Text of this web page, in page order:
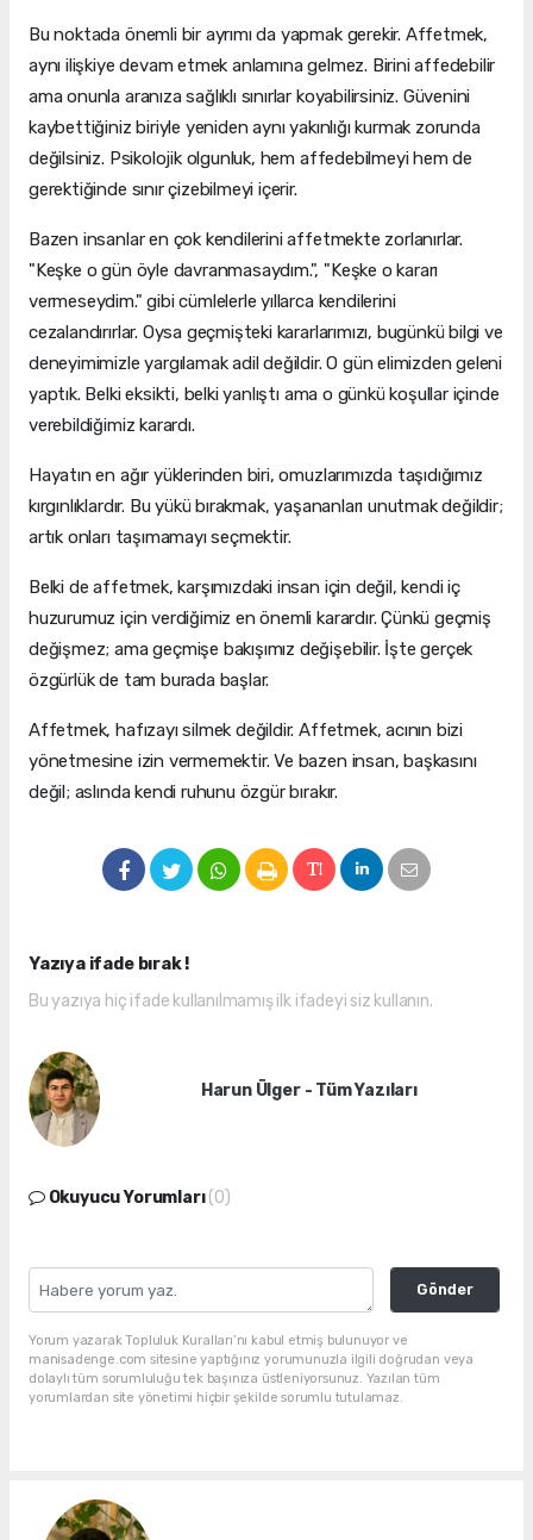
Bu noktada önemli bir ayrımı da yapmak gerekir. Affetmek,
aynı ilişkiye devam etmek anlamına gelmez. Birini affedebilir
ama onunla aranıza sağlıklı sınırlar koyabilirsiniz. Güvenini
kaybettiğiniz biriyle yeniden aynı yakınlığı kurmak zorunda
değilsiniz. Psikolojik olgunluk, hem affedebilmeyi hem de
gerektiğinde sınır çizebilmeyi içerir.
Bazen insanlar en çok kendilerini affetmekte zorlanırlar.
"Keşke o gün öyle davranmasaydım.", "Keşke o kararı
vermeseydim." gibi cümlelerle yıllarca kendilerini
cezalandırırlar. Oysa geçmişteki kararlarımızı, bugünkü bilgi ve
deneyimimizle yargılamak adil değildir. O gün elimizden geleni
yaptık. Belki eksikti, belki yanlıştı ama o günkü koşullar içinde
verebildiğimiz karardı.
Hayatın en ağır yüklerinden biri, omuzlarımızda taşıdığımız
kırgınlıklardır. Bu yükü bırakmak, yaşananları unutmak değildir;
artık onları taşımamayı seçmektir.
Belki de affetmek, karşımızdaki insan için değil, kendi iç
huzurumuz için verdiğimiz en önemli karardır. Çünkü geçmiş
değişmez; ama geçmişe bakışımız değişebilir. İşte gerçek
özgürlük de tam burada başlar.
Affetmek, hafızayı silmek değildir. Affetmek, acının bizi
yönetmesine izin vermemektir. Ve bazen insan, başkasını
değil; aslında kendi ruhunu özgür bırakır.
Yazıya ifade bırak !
Bu yazıya hiç ifade kullanılmamış ilk ifadeyi siz kullanın.
Harun Ülger - Tüm Yazıları
Okuyucu Yorumları(0)
Gönder
Yorum yazarak Topluluk Kuralları’nı kabul etmiş bulunuyor ve
manisadenge.com sitesine yaptığınız yorumunuzla ilgili doğrudan veya
dolaylı tüm sorumluluğu tek başınıza üstleniyorsunuz. Yazılan tüm
yorumlardan site yönetimi hiçbir şekilde sorumlu tutulamaz.